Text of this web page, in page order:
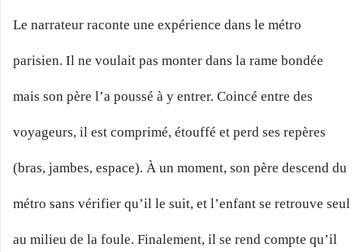
Le narrateur raconte une expérience dans le métro
parisien. Il ne voulait pas monter dans la rame bondée
mais son père l’a poussé à y entrer. Coincé entre des
voyageurs, il est comprimé, étouffé et perd ses repères
(bras, jambes, espace). À un moment, son père descend du
métro sans vérifier qu’il le suit, et l’enfant se retrouve seul
au milieu de la foule. Finalement, il se rend compte qu’il